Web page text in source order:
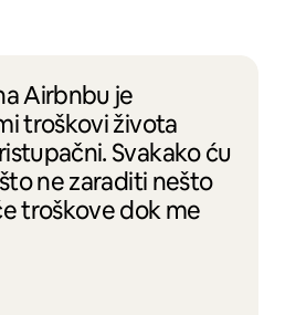
Airbnbu je
troškovi života
Svakako ću
ne zaraditi nešto
troškove dok me